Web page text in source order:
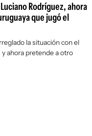
Rodríguez, ahora
que jugó el
la situación con el
ahora pretende a otro